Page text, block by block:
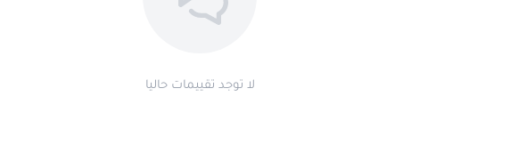
لا توجد تقييمات حاليا